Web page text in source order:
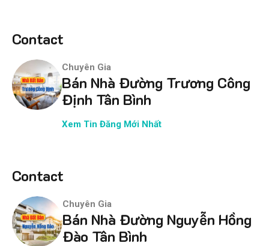
Contact
Chuyên Gia
Bán Nhà Đường Trương Công
Định Tân Bình
Xem Tin Đăng Mới Nhất
Contact
Chuyên Gia
Bán Nhà Đường Nguyễn Hồng
Đào Tân Bình